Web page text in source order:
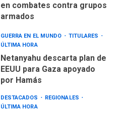
en combates contra grupos
armados
GUERRA EN EL MUNDO
TITULARES
ÚLTIMA HORA
Netanyahu descarta plan de
EEUU para Gaza apoyado
por Hamás
DESTACADOS
REGIONALES
ÚLTIMA HORA